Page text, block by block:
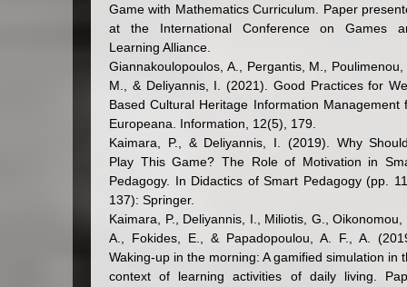
Game with Mathematics Curriculum. Paper
at the International Conference on Games
Learning Alliance.
Giannakoulopoulos, A., Pergantis, M., Poulimenou,
M., & Deliyannis, I. (2021). Good Practices for
Based Cultural Heritage Information Management
Europeana. Information, 12(5), 179.
Kaimara, P., & Deliyannis, I. (2019). Why
Play This Game? The Role of Motivation in
Pedagogy. In Didactics of Smart Pedagogy (pp.
137): Springer.
Kaimara, P., Deliyannis, I., Miliotis, G., Oikonomou,
A., Fokides, E., & Papadopoulou, A. F., A.
Waking-up in the morning: A gamified simulation in
context of learning activities of daily living.